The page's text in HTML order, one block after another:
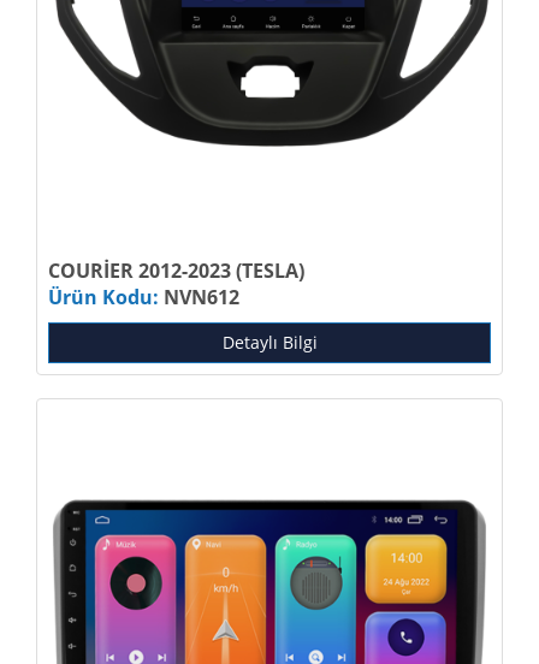
COURİER 2012-2023 (TESLA)
Ürün Kodu: NVN612
Detaylı Bilgi